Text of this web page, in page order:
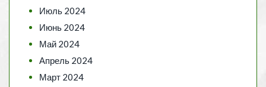
Июль 2024
Июнь 2024
Май 2024
Апрель 2024
Март 2024